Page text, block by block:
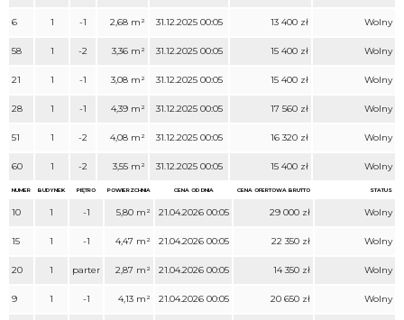
6 1 -1 2,68 m² 31.12.2025 00:05 13 400 zł Wolny
58 1 -2 3,36 m² 31.12.2025 00:05 15 400 zł Wolny
21 1 -1 3,08 m² 31.12.2025 00:05 15 400 zł Wolny
28 1 -1 4,39 m² 31.12.2025 00:05 17 560 zł Wolny
51 1 -2 4,08 m² 31.12.2025 00:05 16 320 zł Wolny
60 1 -2 3,55 m² 31.12.2025 00:05 15 400 zł Wolny
NUMER BUDYNEK PIĘTRO POWIERZCHNIA CENA OD DNIA CENA OFERTOWA BRUTTO STATUS
10 1 -1 5,80 m² 21.04.2026 00:05 29 000 zł Wolny
15 1 -1 4,47 m² 21.04.2026 00:05 22 350 zł Wolny
20 1 parter 2,87 m² 21.04.2026 00:05 14 350 zł Wolny
9 1 -1 4,13 m² 21.04.2026 00:05 20 650 zł Wolny